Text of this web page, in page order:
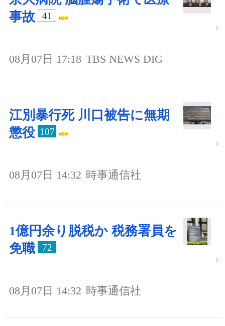
事故
41
08月07日 17:18 TBS NEWS DIG
江別暴行死 川口被告に無期
懲役 107
08月07日 14:32 時事通信社
1億円余り脱税か 税務署員を
免職
72
08月07日 14:32 時事通信社